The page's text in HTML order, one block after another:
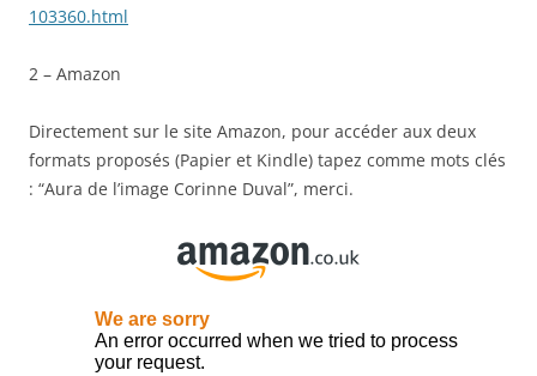
103360.html
2 – Amazon
Directement sur le site Amazon, pour accéder aux deux
formats proposés (Papier et Kindle) tapez comme mots clés
: “Aura de l’image Corinne Duval”, merci.